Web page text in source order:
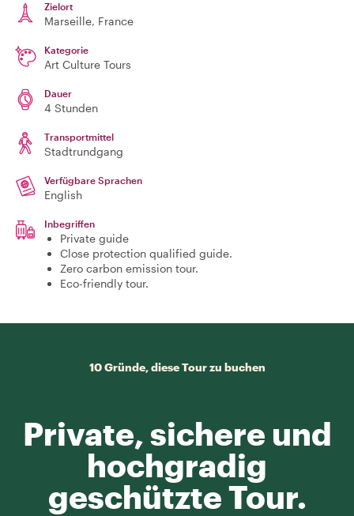
Zielort
Marseille, France
Kategorie
Art Culture Tours
Dauer
4 Stunden
Transportmittel
Stadtrundgang
Verfügbare Sprachen
English
Inbegriffen
Private guide
Close protection qualified guide.
Zero carbon emission tour.
Eco-friendly tour.
10 Gründe, diese Tour zu buchen
Private, sichere und
hochgradig
geschützte Tour.